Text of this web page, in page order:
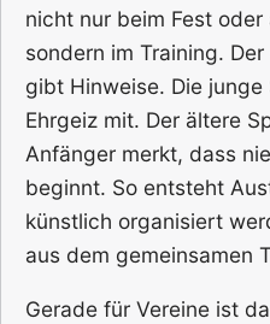
nicht nur beim Fest
sondern im Training.
gibt Hinweise. Die
Ehrgeiz mit. Der ältere
Anfänger merkt, dass
beginnt. So entsteht
künstlich organisiert
aus dem gemeinsamen
Gerade für Vereine ist